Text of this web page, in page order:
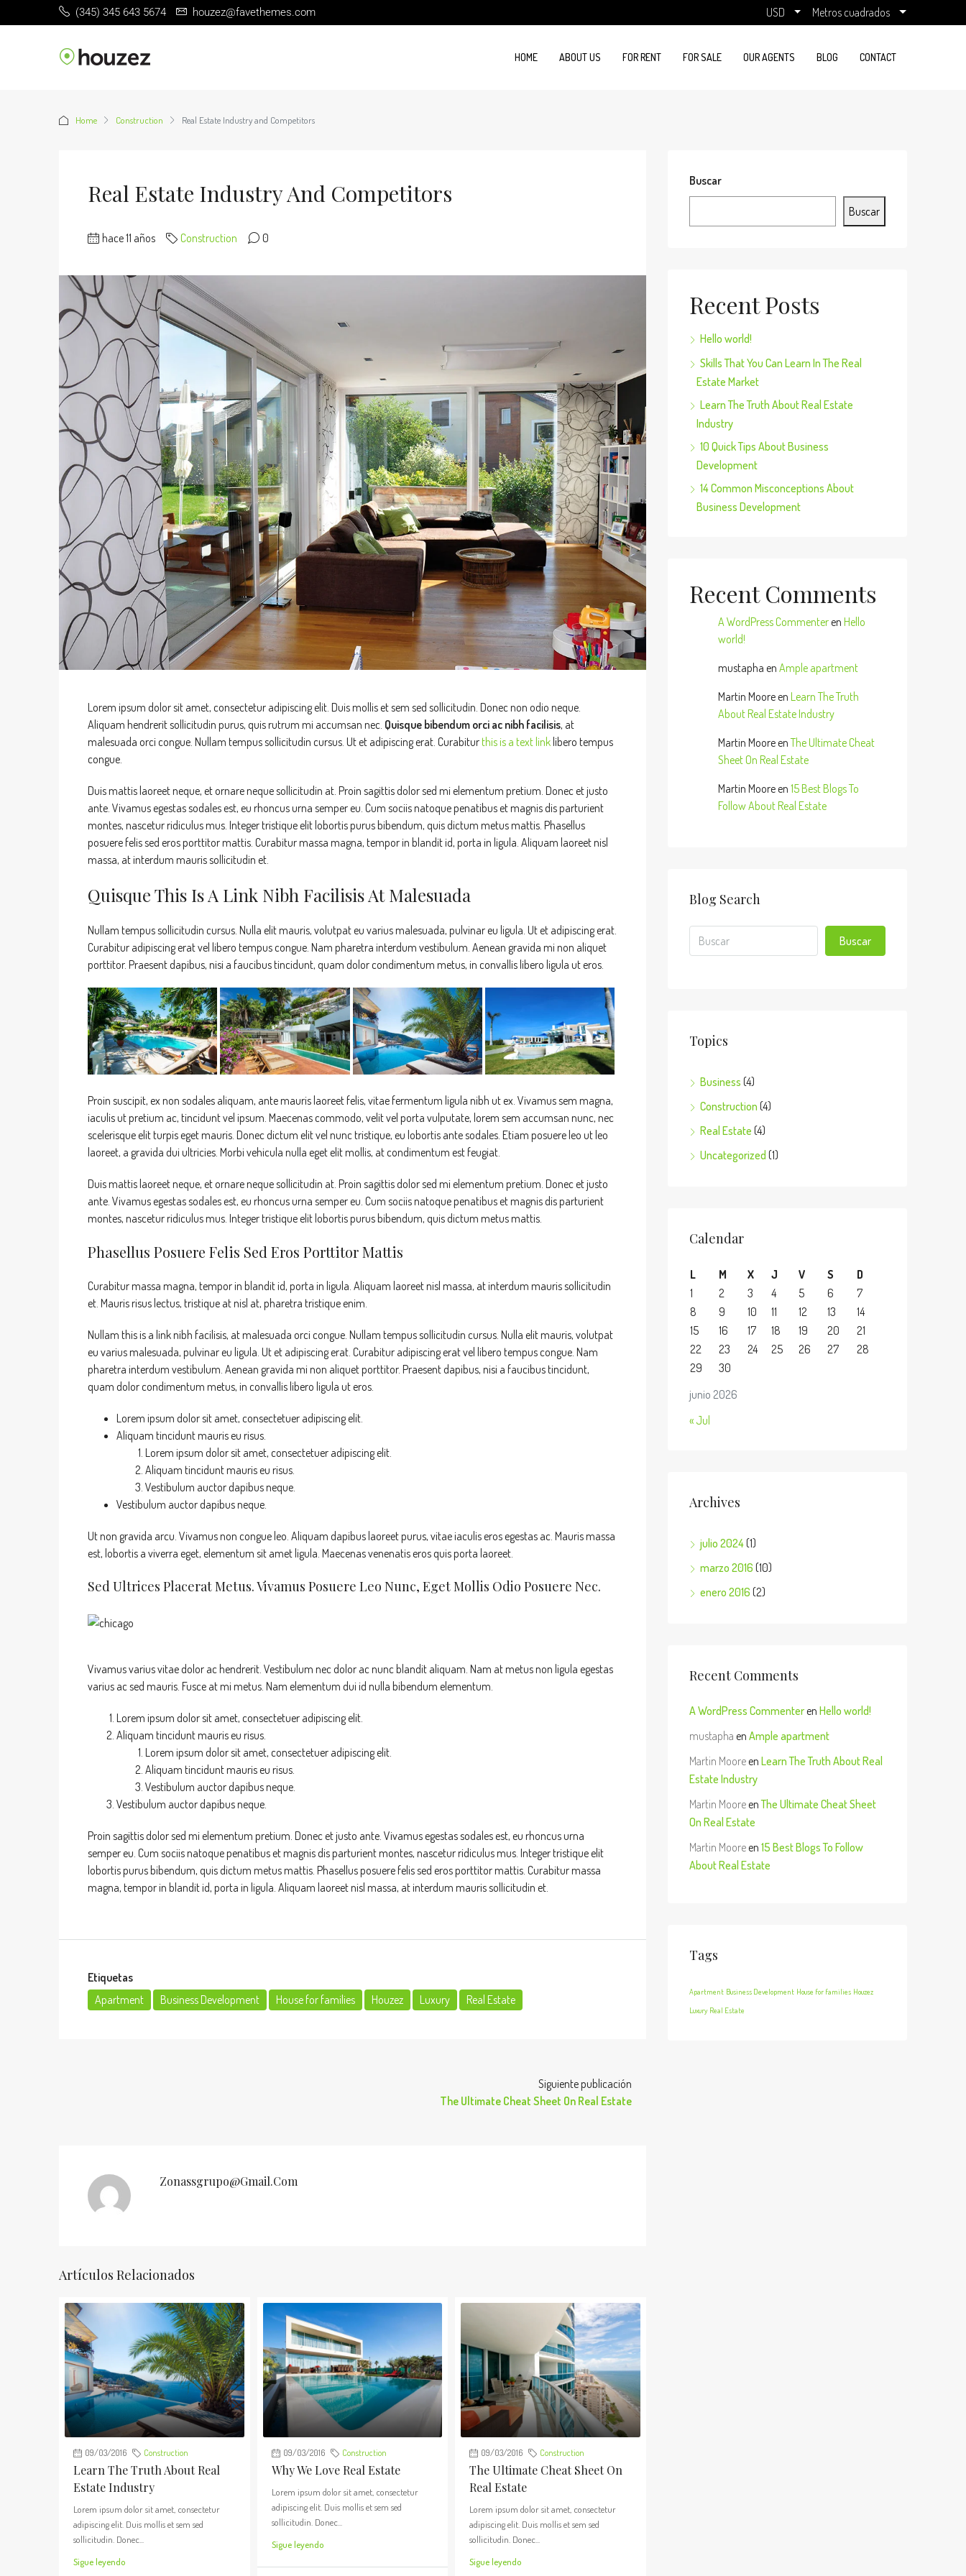
(345) 345 643 5674 houzez@favethemes.com USD Metros cuadrados
HOME ABOUT US FOR RENT FOR SALE OUR AGENTS BLOG CONTACT
Home Construction Real Estate Industry and Competitors
Real Estate Industry And Competitors
hace 11 años Construction 0
Lorem ipsum dolor sit amet, consectetur adipiscing elit. Duis mollis et sem sed sollicitudin. Donec non odio neque.
Aliquam hendrerit sollicitudin purus, quis rutrum mi accumsan nec. Quisque bibendum orci ac nibh facilisis, at
malesuada orci congue. Nullam tempus sollicitudin cursus. Ut et adipiscing erat. Curabiturthis is a text linklibero tempus
congue.
Duis mattis laoreet neque, et ornare neque sollicitudin at. Proin sagittis dolor sed mi elementum pretium. Donec et justo
ante. Vivamus egestas sodales est, eu rhoncus urna semper eu. Cum sociis natoque penatibus et magnis dis parturient
montes, nascetur ridiculus mus. Integer tristique elit lobortis purus bibendum, quis dictum metus mattis. Phasellus
posuere felis sed eros porttitor mattis. Curabitur massa magna, tempor in blandit id, porta in ligula. Aliquam laoreet nisl
massa, at interdum mauris sollicitudin et.
Quisque This Is A Link Nibh Facilisis At Malesuada
Nullam tempus sollicitudin cursus. Nulla elit mauris, volutpat eu varius malesuada, pulvinar eu ligula. Ut et adipiscing erat.
Curabitur adipiscing erat vel libero tempus congue. Nam pharetra interdum vestibulum. Aenean gravida mi non aliquet
porttitor. Praesent dapibus, nisi a faucibus tincidunt, quam dolor condimentum metus, in convallis libero ligula ut eros.
Proin suscipit, ex non sodales aliquam, ante mauris laoreet felis, vitae fermentum ligula nibh ut ex. Vivamus sem magna,
iaculis ut pretium ac, tincidunt vel ipsum. Maecenas commodo, velit vel porta vulputate, lorem sem accumsan nunc, nec
scelerisque elit turpis eget mauris. Donec dictum elit vel nunc tristique, eu lobortis ante sodales. Etiam posuere leo ut leo
laoreet, a gravida dui ultricies. Morbi vehicula nulla eget elit mollis, at condimentum est feugiat.
Duis mattis laoreet neque, et ornare neque sollicitudin at. Proin sagittis dolor sed mi elementum pretium. Donec et justo
ante. Vivamus egestas sodales est, eu rhoncus urna semper eu. Cum sociis natoque penatibus et magnis dis parturient
montes, nascetur ridiculus mus. Integer tristique elit lobortis purus bibendum, quis dictum metus mattis.
Phasellus Posuere Felis Sed Eros Porttitor Mattis
Curabitur massa magna, tempor in blandit id, porta in ligula. Aliquam laoreet nisl massa, at interdum mauris sollicitudin
et. Mauris risus lectus, tristique at nisl at, pharetra tristique enim.
Nullam this is a link nibh facilisis, at malesuada orci congue. Nullam tempus sollicitudin cursus. Nulla elit mauris, volutpat
eu varius malesuada, pulvinar eu ligula. Ut et adipiscing erat. Curabitur adipiscing erat vel libero tempus congue. Nam
pharetra interdum vestibulum. Aenean gravida mi non aliquet porttitor. Praesent dapibus, nisi a faucibus tincidunt,
quam dolor condimentum metus, in convallis libero ligula ut eros.
Lorem ipsum dolor sit amet, consectetuer adipiscing elit.
Aliquam tincidunt mauris eu risus.
Lorem ipsum dolor sit amet, consectetuer adipiscing elit.
Aliquam tincidunt mauris eu risus.
Vestibulum auctor dapibus neque.
Vestibulum auctor dapibus neque.
Ut non gravida arcu. Vivamus non congue leo. Aliquam dapibus laoreet purus, vitae iaculis eros egestas ac. Mauris massa
est, lobortis a viverra eget, elementum sit amet ligula. Maecenas venenatis eros quis porta laoreet.
Sed Ultrices Placerat Metus. Vivamus Posuere Leo Nunc, Eget Mollis Odio Posuere Nec.
Vivamus varius vitae dolor ac hendrerit. Vestibulum nec dolor ac nunc blandit aliquam. Nam at metus non ligula egestas
varius ac sed mauris. Fusce at mi metus. Nam elementum dui id nulla bibendum elementum.
Lorem ipsum dolor sit amet, consectetuer adipiscing elit.
Aliquam tincidunt mauris eu risus.
Lorem ipsum dolor sit amet, consectetuer adipiscing elit.
Aliquam tincidunt mauris eu risus.
Vestibulum auctor dapibus neque.
Vestibulum auctor dapibus neque.
Proin sagittis dolor sed mi elementum pretium. Donec et justo ante. Vivamus egestas sodales est, eu rhoncus urna
semper eu. Cum sociis natoque penatibus et magnis dis parturient montes, nascetur ridiculus mus. Integer tristique elit
lobortis purus bibendum, quis dictum metus mattis. Phasellus posuere felis sed eros porttitor mattis. Curabitur massa
magna, tempor in blandit id, porta in ligula. Aliquam laoreet nisl massa, at interdum mauris sollicitudin et.
Etiquetas
Apartment
Business Development House for families Houzez Luxury Real Estate
Siguiente publicación
The Ultimate Cheat Sheet On Real Estate
Zonassgrupo@gmail.com
Artículos Relacionados
09/03/2016 Construction
Learn The Truth About Real
Estate Industry
Lorem ipsum dolor sit amet, consectetur
adipiscing elit. Duis mollis et sem sed
sollicitudin. Donec...
Sigue leyendo
09/03/2016 Construction
Why We Love Real Estate
Lorem ipsum dolor sit amet, consectetur
adipiscing elit. Duis mollis et sem sed
sollicitudin. Donec...
Sigue leyendo
09/03/2016 Construction
The Ultimate Cheat Sheet On
Real Estate
Lorem ipsum dolor sit amet, consectetur
adipiscing elit. Duis mollis et sem sed
sollicitudin. Donec...
Sigue leyendo
Buscar
Buscar
Recent Posts
Hello world!
Skills That You Can Learn In The Real
Estate Market
Learn The Truth About Real Estate
Industry
10 Quick Tips About Business
Development
14 Common Misconceptions About
Business Development
Recent Comments
A WordPress Commenteren Hello
world!
mustapha en Ample apartment
Martin Mooreen Learn The Truth
About Real Estate Industry
Martin MooreenThe Ultimate Cheat
Sheet On Real Estate
Martin Mooreen 15 Best Blogs To
Follow About Real Estate
Blog Search
Buscar
Topics
Business (4)
Construction (4)
Real Estate (4)
Uncategorized (1)
Calendar
junio 2026
L M X J V S
D
1
2 3 4 5 6
7
8
9 10 11 12 13
14
15
16 17 18 19 20
21
22
23 24 25 26 27
28
29
30
« Jul
Archives
julio 2024(1)
marzo 2016 (10)
enero 2016 (2)
Recent Comments
A WordPress Commenteren Hello world!
mustapha en Ample apartment
Martin Mooreen Learn The Truth About Real
Estate Industry
Martin MooreenThe Ultimate Cheat Sheet
On Real Estate
Martin Mooreen 15 Best Blogs To Follow
About Real Estate
Tags
Apartment Business Development House for families Houzez
Luxury Real Estate